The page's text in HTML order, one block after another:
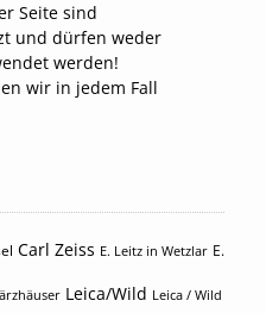
Seite sind
und dürfen weder
werden!
wir in jedem Fall
Carl Zeiss E. Leitz in Wetzlar E.
Leica/Wild Leica / Wild